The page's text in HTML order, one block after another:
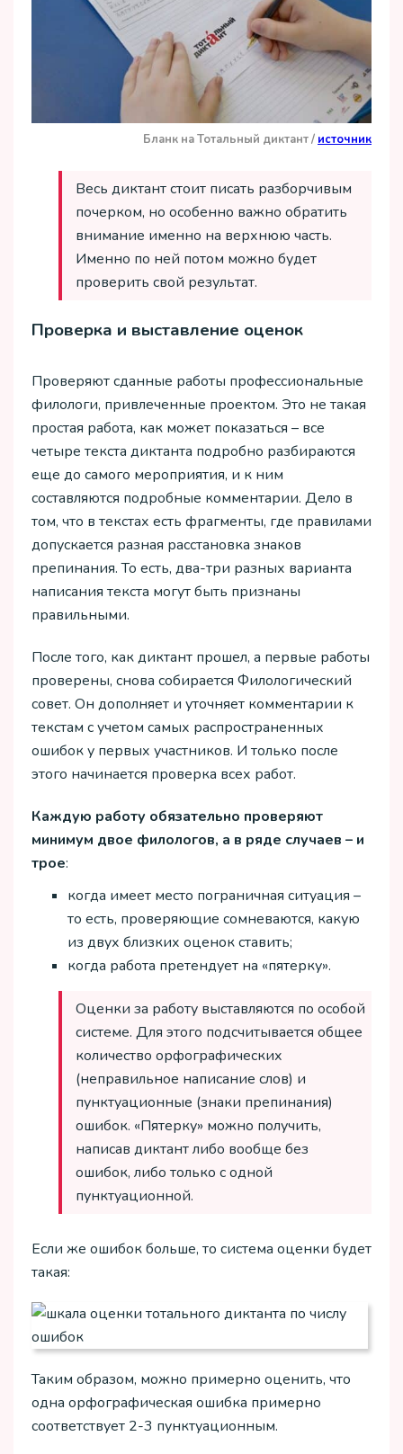
Бланк на Тотальный диктант / источник
Весь диктант стоит писать разборчивым
почерком, но особенно важно обратить
внимание именно на верхнюю часть.
Именно по ней потом можно будет
проверить свой результат.
Проверка и выставление оценок
Проверяют сданные работы профессиональные
филологи, привлеченные проектом. Это не такая
простая работа, как может показаться – все
четыре текста диктанта подробно разбираются
еще до самого мероприятия, и к ним
составляются подробные комментарии. Дело в
том, что в текстах есть фрагменты, где правилами
допускается разная расстановка знаков
препинания. То есть, два-три разных варианта
написания текста могут быть признаны
правильными.
После того, как диктант прошел, а первые работы
проверены, снова собирается Филологический
совет. Он дополняет и уточняет комментарии к
текстам с учетом самых распространенных
ошибок у первых участников. И только после
этого начинается проверка всех работ.
Каждую работу обязательно проверяют
минимум двое филологов, а в ряде случаев – и
трое:
когда имеет место пограничная ситуация –
то есть, проверяющие сомневаются, какую
из двух близких оценок ставить;
когда работа претендует на «пятерку».
Оценки за работу выставляются по особой
системе. Для этого подсчитывается общее
количество орфографических
(неправильное написание слов) и
пунктуационные (знаки препинания)
ошибок. «Пятерку» можно получить,
написав диктант либо вообще без
ошибок, либо только с одной
пунктуационной.
Если же ошибок больше, то система оценки будет
такая:
Таким образом, можно примерно оценить, что
одна орфографическая ошибка примерно
соответствует 2-3 пунктуационным.